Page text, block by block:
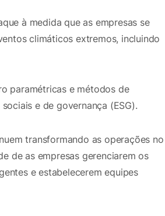
à medida que as empresas se
climáticos extremos, incluindo
paramétricas e métodos de
e de governança (ESG).
transformando as operações no
de as empresas gerenciarem os
e estabelecerem equipes